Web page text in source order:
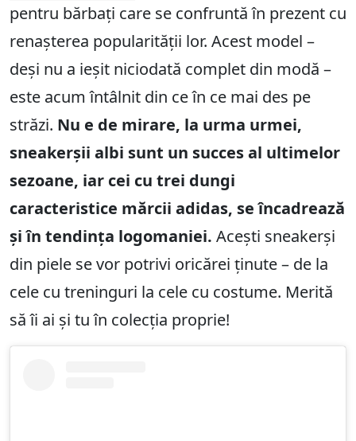
pentru bărbați care se confruntă în prezent cu
renașterea popularității lor. Acest model –
deși nu a ieșit niciodată complet din modă –
este acum întâlnit din ce în ce mai des pe
străzi. Nu e de mirare, la urma urmei,
sneakerșii albi sunt un succes al ultimelor
sezoane, iar cei cu trei dungi
caracteristice mărcii adidas, se încadrează
și în tendința logomaniei. Acești sneakerși
din piele se vor potrivi oricărei ținute – de la
cele cu treninguri la cele cu costume. Merită
să îi ai și tu în colecția proprie!